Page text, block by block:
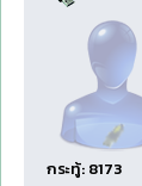
กระทู้: 8173